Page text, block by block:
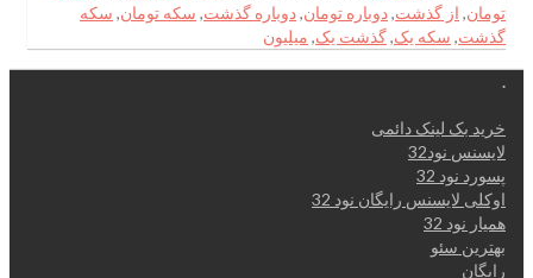
تومان, از گذشت,دوباره تومان,دوباره گذشت, سکه تومان, سکه
گذشت, سکه یک,گذشت یک, میلیون
.
خرید بک لینک دائمی
لایسنس نود32
پسورد نود 32
اوکلی لایسنس رایگان نود 32
همیار نود 32
بهترین سئو
رایگان